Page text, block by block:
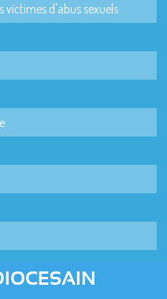
victimes d'abus sexuels